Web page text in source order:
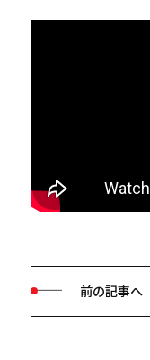
前の記事へ